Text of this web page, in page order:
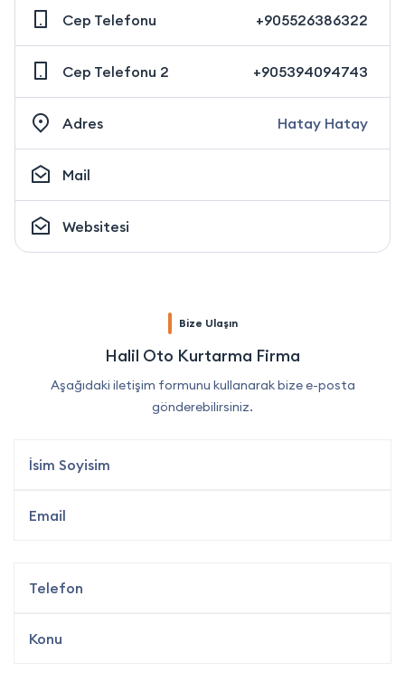
Cep Telefonu +905526386322
Cep Telefonu 2 +905394094743
Adres Hatay Hatay
Mail
Websitesi
Bize Ulaşın
Halil Oto Kurtarma Firma
Aşağıdaki iletişim formunu kullanarak bize e-posta
gönderebilirsiniz.